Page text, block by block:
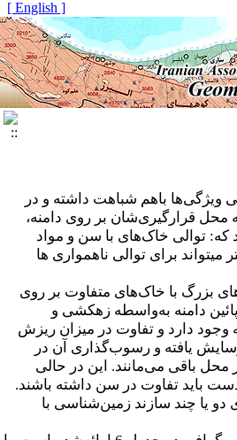
[ English ]
ویژگی‌ها باهم شباهت داشته و در
قرارگیری‌شان بر روی دامنه،
که: توالی خاک‌های با سن و مواد
برای توالی ناهمواری ها
بزرگ با خاک‌های متفاوت بر روی
دامنه به‌واسطه زهکشی و
دارد و تفاوت در میزان ریزش
یافته و رسوب‌گذاری آن در
باقی می‌مانند. این در حالی
باید تفاوت در سن داشته باشند.
دو یا چند سازند زمین‌شناسی با